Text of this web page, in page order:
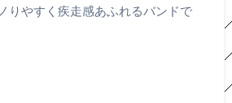
りやすく疾走感あふれるバンドで